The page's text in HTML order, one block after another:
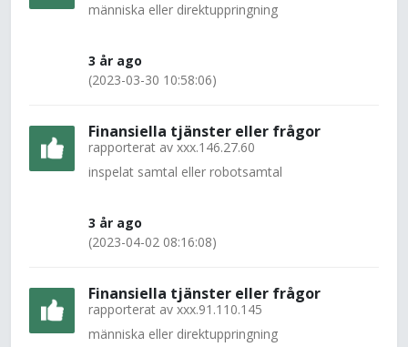
människa eller direktuppringning
3 år ago
(2023-03-30 10:58:06)
Finansiella tjänster eller frågor
rapporterat av xxx.146.27.60
inspelat samtal eller robotsamtal
3 år ago
(2023-04-02 08:16:08)
Finansiella tjänster eller frågor
rapporterat av xxx.91.110.145
människa eller direktuppringning